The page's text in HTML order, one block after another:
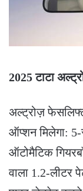
2025 टाटा
अल्ट्रोज़
ऑप्शन मिलेगा:
ऑटोमैटिक
वाला 1.2-लीटर